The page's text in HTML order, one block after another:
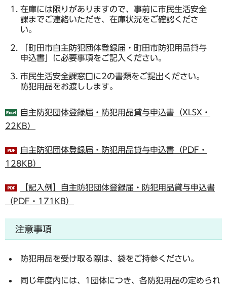
在庫には限りがありますので、事前に市民生活安全
課までご連絡いただき、在庫状況をご確認くださ
い。
「町田市自主防犯団体登録届・町田市防犯用品貸与
申込書」に必要事項をご記入ください。
市民生活安全課窓口に2の書類をご提出ください。
防犯用品をお渡しします。
自主防犯団体登録届・防犯用品貸与申込書（XLSX・
22KB）
自主防犯団体登録届・防犯用品貸与申込書（PDF・
128KB）
【記入例】自主防犯団体登録届・防犯用品貸与申込書
（PDF・171KB）
注意事項
防犯用品を受け取る際は、袋をご持参ください。
同じ年度内には、1団体につき、各防犯用品の定められ